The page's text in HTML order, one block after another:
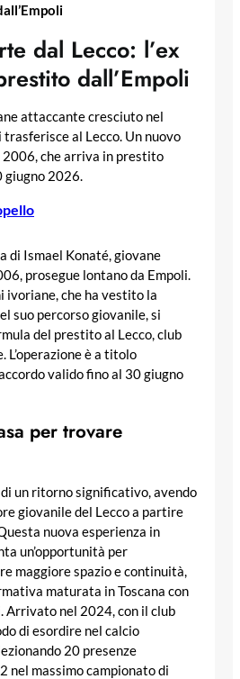
dal Lecco: l’ex
dall’Empoli
attaccante cresciuto nel
al Lecco. Un nuovo
che arriva in prestito
giugno 2026.
di Ismael Konaté, giovane
prosegue lontano da Empoli.
ivoriane, che ha vestito la
suo percorso giovanile, si
del prestito al Lecco, club
L’operazione è a titolo
valido fino al 30 giugno
per trovare
un ritorno significativo, avendo
giovanile del Lecco a partire
nuova esperienza in
un’opportunità per
maggiore spazio e continuità,
maturata in Toscana con
Arrivato nel 2024, con il club
di esordire nel calcio
20 presenze
nel massimo campionato di